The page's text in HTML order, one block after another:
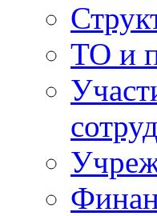
ТО и